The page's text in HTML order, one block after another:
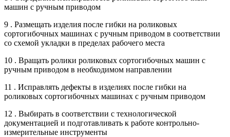
машин с ручным приводом
9 . Размещать изделия после гибки на роликовых
сортогибочных машинах с ручным приводом в соответствии
со схемой укладки в пределах рабочего места
10 . Вращать ролики роликовых сортогибочных машин с
ручным приводом в необходимом направлении
11 . Исправлять дефекты в изделиях после гибки на
роликовых сортогибочных машинах с ручным приводом
12 . Выбирать в соответствии с технологической
документацией и подготавливать к работе контрольно-
измерительные инструменты